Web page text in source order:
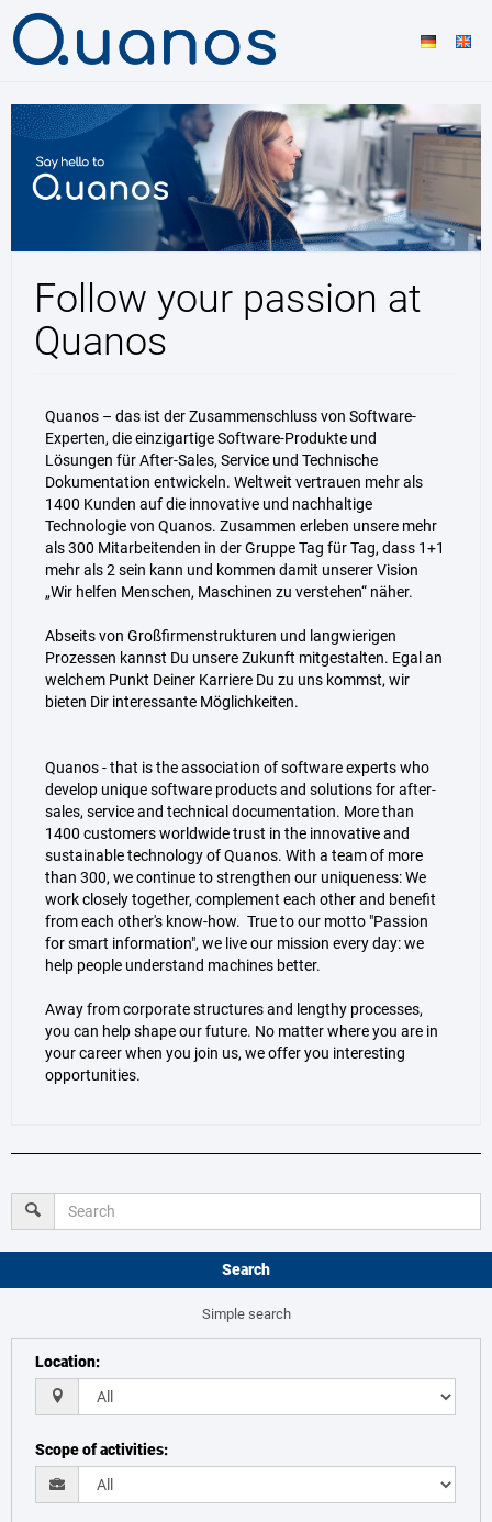
Follow your passion at
Quanos
Quanos – das ist der Zusammenschluss von Software-
Experten, die einzigartige Software-Produkte und
Lösungen für After-Sales, Service und Technische
Dokumentation entwickeln. Weltweit vertrauen mehr als
1400 Kunden auf die innovative und nachhaltige
Technologie von Quanos. Zusammen erleben unsere mehr
als 300 Mitarbeitenden in der Gruppe Tag für Tag, dass 1+1
mehr als 2 sein kann und kommen damit unserer Vision
„Wir helfen Menschen, Maschinen zu verstehen“ näher.
Abseits von Großfirmenstrukturen und langwierigen
Prozessen kannst Du unsere Zukunft mitgestalten. Egal an
welchem Punkt Deiner Karriere Du zu uns kommst, wir
bieten Dir interessante Möglichkeiten.
Quanos - that is the association of software experts who
develop unique software products and solutions for after-
sales, service and technical documentation. More than
1400 customers worldwide trust in the innovative and
sustainable technology of Quanos. With a team of more
than 300, we continue to strengthen our uniqueness: We
work closely together, complement each other and benefit
from each other's know-how. True to our motto "Passion
for smart information", we live our mission every day: we
help people understand machines better.
Away from corporate structures and lengthy processes,
you can help shape our future. No matter where you are in
your career when you join us, we offer you interesting
opportunities.
Search
Simple search
Location:
Scope of activities: